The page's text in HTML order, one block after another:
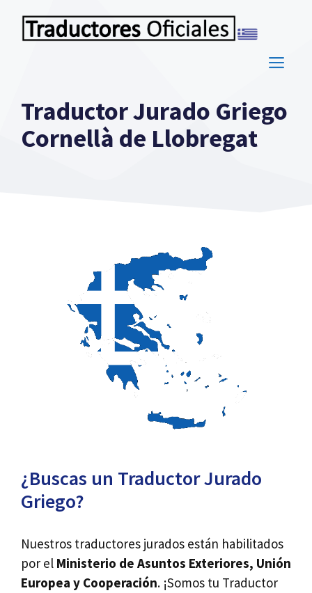
Traductor Jurado Griego
Cornellà de Llobregat
¿Buscas un Traductor Jurado
Griego?
Nuestros traductores jurados están habilitados
por el Ministerio de Asuntos Exteriores, Unión
Europea y Cooperación. ¡Somos tu Traductor